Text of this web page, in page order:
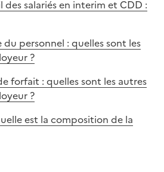
des salariés en interim et CDD :
du personnel : quelles sont les
?
forfait : quelles sont les autres
?
est la composition de la